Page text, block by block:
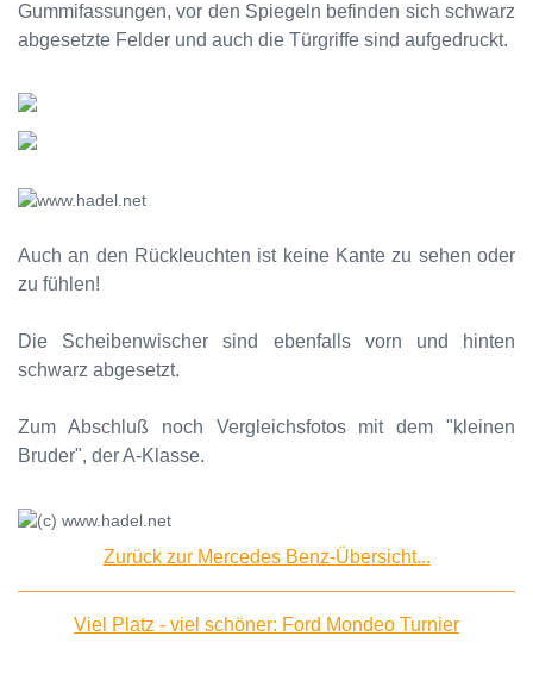
Gummifassungen, vor den Spiegeln befinden sich schwarz
abgesetzte Felder und auch die Türgriffe sind aufgedruckt.
Auch an den Rückleuchten ist keine Kante zu sehen oder
zu fühlen!
Die Scheibenwischer sind ebenfalls vorn und hinten
schwarz abgesetzt.
Zum Abschluß noch Vergleichsfotos mit dem "kleinen
Bruder", der A-Klasse.
Zurück zur Mercedes Benz-Übersicht...
Viel Platz - viel schöner: Ford Mondeo Turnier